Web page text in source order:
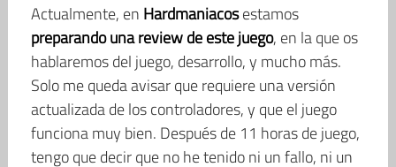
Actualmente, en Hardmaniacosestamos
preparando una review de este juego, en la que os
hablaremos del juego, desarrollo, y mucho más.
Solo me queda avisar que requiere una versión
actualizada de los controladores, y que el juego
funciona muy bien. Después de 11 horas de juego,
tengo que decir que no he tenido ni un fallo, ni un